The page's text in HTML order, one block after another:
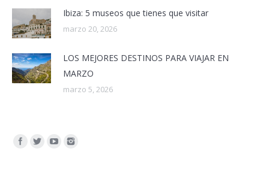
Ibiza: 5 museos que tienes que visitar
marzo 20, 2026
LOS MEJORES DESTINOS PARA VIAJAR EN
MARZO
marzo 5, 2026
Encuéntranos en: